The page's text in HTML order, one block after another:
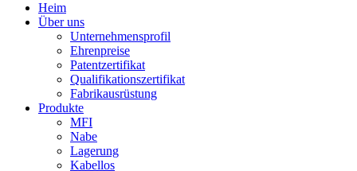
Heim
Über uns
Unternehmensprofil
Ehrenpreise
Patentzertifikat
Qualifikationszertifikat
Fabrikausrüstung
Produkte
MFI
Nabe
Lagerung
Kabellos